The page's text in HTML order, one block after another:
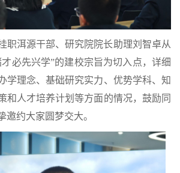
职洱源干部、研究院院长助理刘智卓从
必先兴学”的建校宗旨为切入点，详细
学理念、基础研究实力、优势学科、知
和人才培养计划等方面的情况，鼓励同
邀约大家圆梦交大。